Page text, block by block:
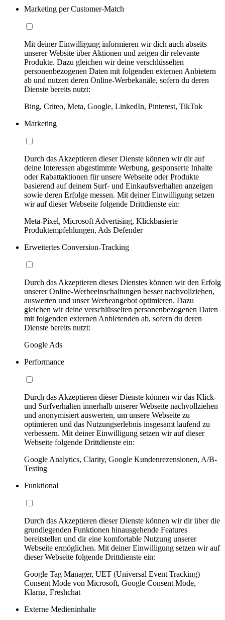
Marketing per Customer-Match
Mit deiner Einwilligung informieren wir dich auch abseits
unserer Website über Aktionen und zeigen dir relevante
Produkte. Dazu gleichen wir deine verschlüsselten
personenbezogenen Daten mit folgenden externen Anbietern
ab und nutzen deren Online-Werbekanäle, sofern du deren
Dienste bereits nutzt:
Bing, Criteo, Meta, Google, LinkedIn, Pinterest, TikTok
Marketing
Durch das Akzeptieren dieser Dienste können wir dir auf
deine Interessen abgestimmte Werbung, gesponserte Inhalte
oder Rabattaktionen für unsere Webseite oder Produkte
basierend auf deinem Surf- und Einkaufsverhalten anzeigen
sowie deren Erfolge messen. Mit deiner Einwilligung setzen
wir auf dieser Webseite folgende Drittdienste ein:
Meta-Pixel, Microsoft Advertising, Klickbasierte
Produktempfehlungen, Ads Defender
Erweitertes Conversion-Tracking
Durch das Akzeptieren dieses Dienstes können wir den Erfolg
unserer Online-Werbeeinschaltungen besser nachvollziehen,
auswerten und unser Werbeangebot optimieren. Dazu
gleichen wir deine verschlüsselten personenbezogenen Daten
mit folgenden externen Anbietenden ab, sofern du deren
Dienste bereits nutzt:
Google Ads
Performance
Durch das Akzeptieren dieser Dienste können wir das Klick-
und Surfverhalten innerhalb unserer Webseite nachvollziehen
und anonymisiert auswerten, um unsere Webseite zu
optimieren und das Nutzungserlebnis insgesamt laufend zu
verbessern. Mit deiner Einwilligung setzen wir auf dieser
Webseite folgende Drittdienste ein:
Google Analytics, Clarity, Google Kundenrezensionen, A/B-
Testing
Funktional
Durch das Akzeptieren dieser Dienste können wir dir über die
grundlegenden Funktionen hinausgehende Features
bereitstellen und dir eine komfortable Nutzung unserer
Webseite ermöglichen. Mit deiner Einwilligung setzen wir auf
dieser Webseite folgende Drittdienste ein:
Google Tag Manager, UET (Universal Event Tracking)
Consent Mode von Microsoft, Google Consent Mode,
Klarna, Freshchat
Externe Medieninhalte